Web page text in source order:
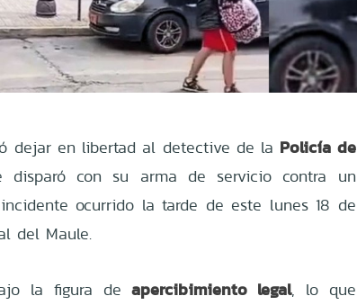
dejar en libertad al detective de la Policía de
con su arma de servicio contra un
ocurrido la tarde de este lunes 18 de
del Maule.
la figura deapercibimiento legal, lo que